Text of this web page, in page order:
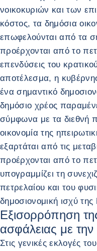
νοικοκυριών και των
κόστος, τα δημόσια
επωφελούνται από τα
προέρχονται από το
επενδύσεις του
αποτέλεσμα, η
ένα σημαντικό
δημόσιο χρέος
σύμφωνα με τα διεθνή
οικονομία της
εξαρτάται από τις
προέρχονται από το
υπογραμμίζει τη
πετρελαίου και του
δημοσιονομική ισχύ
Εξισορρόπηση
ασφάλειας με
Στις γενικές εκλογές